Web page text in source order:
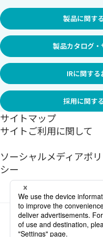
製品に関す
製品カタログ
IRに関す
採用に関す
サイトマップ
サイトご利用に関して
ソーシャルメディアポリ
シー
Copyright ©2026